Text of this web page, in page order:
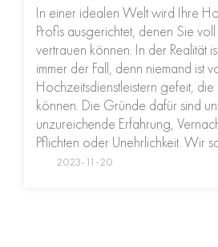
In einer idealen Welt wird Ihre
Profis ausgerichtet, denen Sie
vertrauen können. In der Realität
immer der Fall, denn niemand ist
Hochzeitsdienstleistern gefeit,
können. Die Gründe dafür sind
unzureichende Erfahrung,
Pflichten oder Unehrlichkeit. Wir
2023-11-20